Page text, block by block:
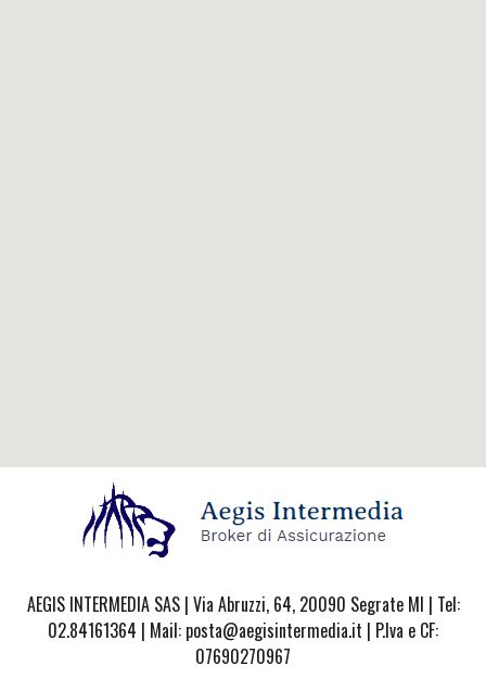
AEGIS INTERMEDIA SAS | Via Abruzzi, 64, 20090 Segrate MI | Tel:
02.84161364 | Mail: posta@aegisintermedia.it | P.Iva e CF:
07690270967